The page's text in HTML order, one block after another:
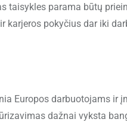
taisykles parama būtų
karjeros pokyčius dar iki
Europos darbuotojams ir
dažnai vyksta